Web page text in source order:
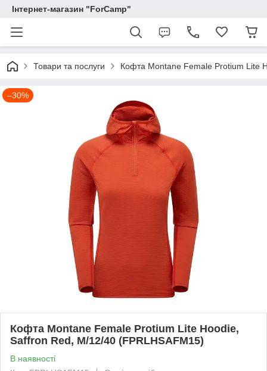
Інтернет-магазин "ForCamp"
Товари та послуги Кофта Montane Female Protium Lite
–30%
Кофта Montane Female Protium Lite Hoodie,
Saffron Red, M/12/40 (FPRLHSAFM15)
В наявності